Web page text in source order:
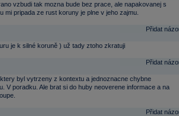
vzbudi tak mozna bude bez prace, ale napakovanej s
mi pripada ze rust koruny je plne v jeho zajmu.
Přidat
je k silné koruně ) už tady ztoho zkratuji
Přidat
byl vytrzeny z kontextu a jednoznacne chybne
V poradku. Ale brat si do huby neoverene informace a na
Přidat